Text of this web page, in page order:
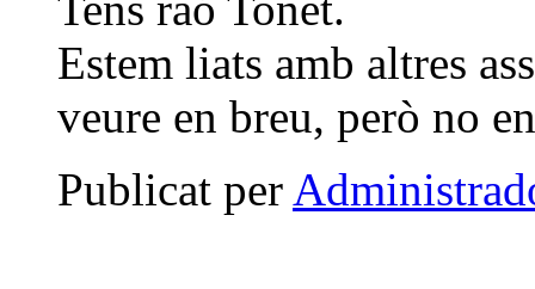
Estem liats amb altres
veure en breu, però no
Publicat per